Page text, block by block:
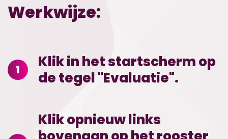
Werkwijze:
1
Klik in het startscherm op
de tegel "Evaluatie".
Klik opnieuw links